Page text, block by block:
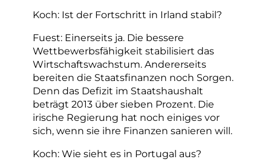
Koch: Ist der Fortschritt in Irland stabil?
Fuest: Einerseits ja. Die bessere
Wettbewerbsfähigkeit stabilisiert das
Wirtschaftswachstum. Andererseits
bereiten die Staatsfinanzen noch Sorgen.
Denn das Defizit im Staatshaushalt
beträgt 2013 über sieben Prozent. Die
irische Regierung hat noch einiges vor
sich, wenn sie ihre Finanzen sanieren will.
Koch: Wie sieht es in Portugal aus?